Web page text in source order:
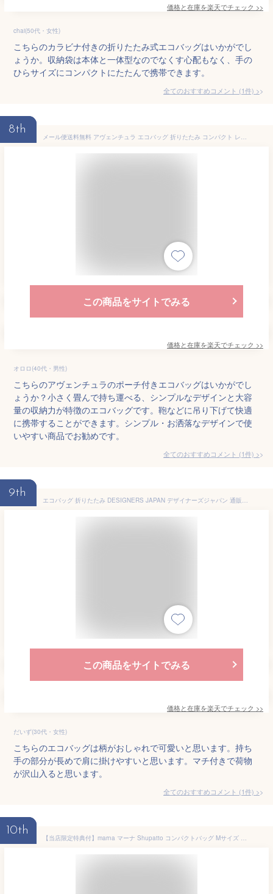
価格と在庫を楽天でチェック >>
chai(50代・女性)
こちらのカラビナ付きの折りたたみ式エコバッグはいかがでし
ょうか。収納袋は本体と一体型なのでなくす心配もなく、手の
ひらサイズにコンパクトにたたんで携帯できます。
全てのおすすめコメント (1件) >
8th
メール便送料無料 アヴェンチュラ エコバッグ 折りたたみ コンパクト レディース 女子 カード入れ ポーチ付き ファスナー ポリエステル 大きめ サイズ 収納セット カラビナ付き キーホルダー コンパクト薄手 軽量 コンビニ用 レジ袋 コンビニサイズ シンプル かわいい 可愛い
この商品をサイトでみる
価格と在庫を楽天でチェック >>
オロロ(40代・男性)
こちらのアヴェンチュラのポーチ付きエコバッグはいかがでし
ょうか？小さく畳んで持ち運べる、シンプルなデザインと大容
量の収納力が特徴のエコバッグです。鞄などに吊り下げて快適
に携帯することができます。シンプル・お洒落なデザインで使
いやすい商品でお勧めです。
全てのおすすめコメント (1件) >
9th
エコバッグ 折りたたみ DESIGNERS JAPAN デザイナーズジャパン 通販 おしゃれ かわいい コンパクト 軽量 軽い マイバッグ ショッピングバッグ 大きい 大きめ 肩掛け 大容量 レジ袋型 お買い物バッグ たためる 内ポケット マチ付き 耐荷重20kg スタイリッシュ デザイン
この商品をサイトでみる
価格と在庫を楽天でチェック >>
だいず(30代・女性)
こちらのエコバッグは柄がおしゃれで可愛いと思います。持ち
手の部分が長めで肩に掛けやすいと思います。マチ付きで荷物
が沢山入ると思います。
全てのおすすめコメント (1件) >
10th
【当店限定特典付】marna マーナ Shupatto コンパクトバッグ Mサイズ シュパット エコバック 折りたたみ コンパクト 大容量 S411 マイバッグ 折りたたみ 折り畳み 買い物バッグ 楕円型